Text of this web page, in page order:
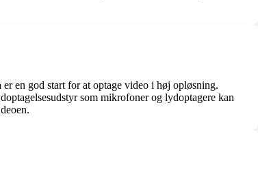
en god start for at optage video i høj opløsning.
som mikrofoner og lydoptagere kan